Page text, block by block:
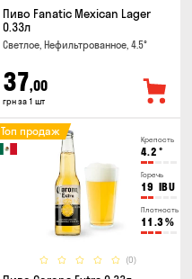
Пиво Fanatic Mexican Lager
0.33л
Светлое, Нефильтрованное, 4.5°
37,00
грн за 1 шт
Крепость
4.2 °
Горечь
19 IBU
Плотность
11.3%
(0)
Топ продаж